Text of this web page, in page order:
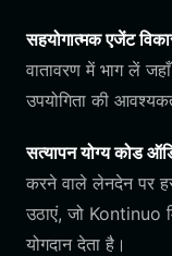
सहयोगात्मक एजेंट
वातावरण में भाग लें
उपयोगिता की
सत्यापन योग्य कोड
करने वाले लेनदेन पर
उठाएं, जो Kontinuo
योगदान देता है।